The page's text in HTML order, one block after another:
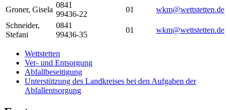
Groner, Gisela
0841
99436-22
01
wkm@wettstetten.de
Schneider,
Stefani
0841
99436-35
01 wkm@wettstetten.de
Wettstetten
Ver- und Entsorgung
Abfallbeseitigung
Unterstützung des Landkreises bei den Aufgaben der
Abfallentsorgung